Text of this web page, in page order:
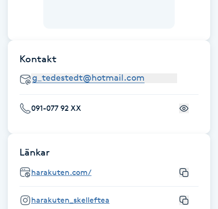
Fransrengöring
Frekvensterapi
Friskvård
Friskvårdsmassage
Frisör
Kontakt
091-077 92 XX
Länkar
harakuten.com/
harakuten_skelleftea